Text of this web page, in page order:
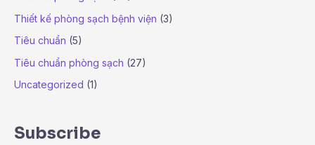
Thiết kế phòng sạch bệnh viện (3)
Tiêu chuẩn (5)
Tiêu chuẩn phòng sạch (27)
Uncategorized (1)
Subscribe